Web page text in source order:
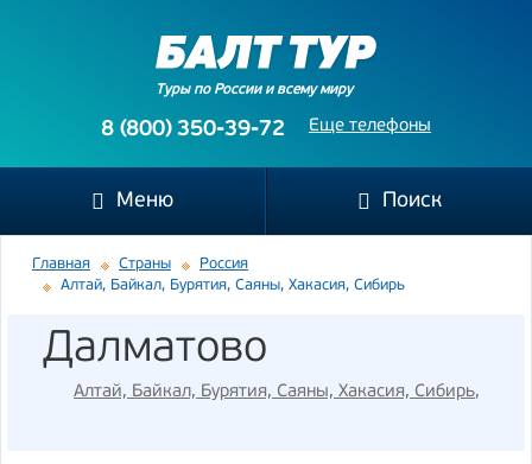
Туры по России и всему миру
Еще телефоны
8 (800) 350-39-72
Меню Поиск
Главная Страны
Россия
Алтай, Байкал, Бурятия, Саяны, Хакасия, Сибирь
Далматово
Алтай, Байкал, Бурятия, Саяны, Хакасия, Сибирь,